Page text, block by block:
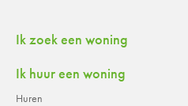
Contactinformatie
Ik zoek een woning
Ik huur een woning
Huren